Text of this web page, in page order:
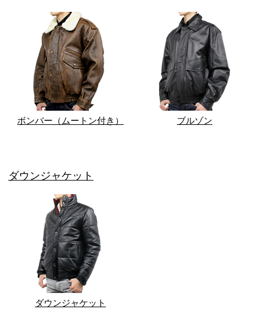
ボンバー（ムートン付き） ブルゾン
ダウンジャケット
ダウンジャケット